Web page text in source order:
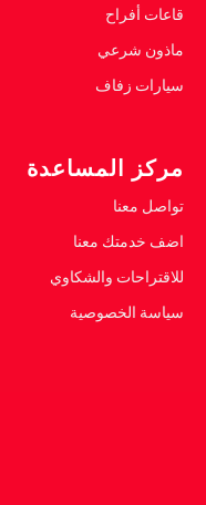
قاعات أفراح
ماذون شرعي
سيارات زفاف
مركز المساعدة
تواصل معنا
اضف خدمتك معنا
للاقتراحات والشكاوي
سياسة الخصوصية